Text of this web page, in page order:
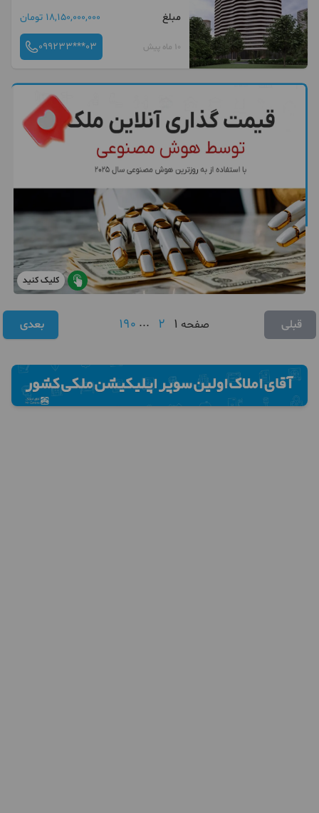
مبلغ
18,150,000,000 تومان
10 ماه پیش 099233***03
کلیک کنید
قبلی صفحه 1
2
...
190 بعدی